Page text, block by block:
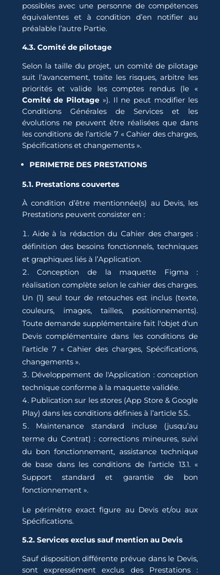
possibles avec une personne de compétences
équivalentes et à condition d’en notifier au
préalable l’autre Partie.
4.3. Comité de pilotage
Selon la taille du projet, un comité de pilotage
suit l’avancement, traite les risques, arbitre les
priorités et valide les comptes rendus (le «
Comité de Pilotage »). Il ne peut modifier les
Conditions Générales de Services et les
évolutions ne peuvent être réalisées que dans
les conditions de l’article 7 « Cahier des charges,
Spécifications et changements ».
PERIMETRE DES PRESTATIONS
5.1. Prestations couvertes
À condition d’être mentionnée(s) au Devis, les
Prestations peuvent consister en :
Aide à la rédaction du Cahier des charges :
définition des besoins fonctionnels, techniques
et graphiques liés à l’Application.
Conception de la maquette Figma :
réalisation complète selon le cahier des charges.
Un (1) seul tour de retouches est inclus (texte,
couleurs, images, tailles, positionnements).
Toute demande supplémentaire fait l'objet d'un
Devis complémentaire dans les conditions de
l’article 7 « Cahier des charges, Spécifications,
changements ».
Développement de l'Application : conception
technique conforme à la maquette validée.
Publication sur les stores (App Store & Google
Play) dans les conditions définies à l’article 5.5..
Maintenance standard incluse (jusqu’au
terme du Contrat) : corrections mineures, suivi
du bon fonctionnement, assistance technique
de base dans les conditions de l’article 13.1. «
Support standard et garantie de bon
fonctionnement ».
Le périmètre exact figure au Devis et/ou aux
Spécifications.
5.2. Services exclus sauf mention au Devis
Sauf disposition différente prévue dans le Devis,
sont expressément exclus des Prestations :